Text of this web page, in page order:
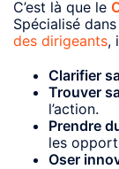
C’est là que le
Spécialisé dans
des dirigeants,
Clarifier
Trouver
l’action.
Prendre
les
Oser